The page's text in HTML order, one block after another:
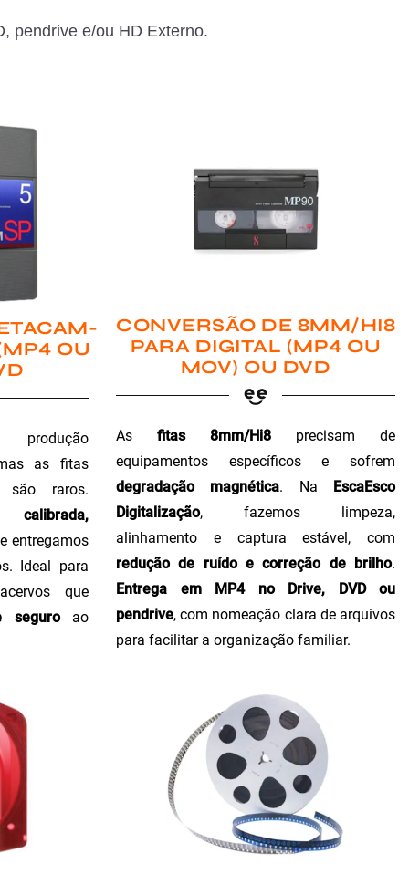
pendrive e/ou HD Externo.
OU
as fitas
são raros.
entregamos
Ideal para
que
seguroao
CONVERSÃO DE 8MM/HI8
PARA DIGITAL (MP4 OU
MOV) OU DVD
As fitas 8mm/Hi8 precisam de
equipamentos específicos e sofrem
degradação magnética. Na EscaEsco
Digitalização, fazemos limpeza,
alinhamento e captura estável, com
redução de ruído e correção de brilho.
Entrega em MP4 no Drive, DVD ou
pendrive, com nomeação clara de arquivos
para facilitar a organização familiar.